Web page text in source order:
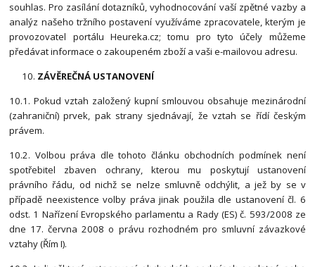
souhlas. Pro zasílání dotazníků, vyhodnocování vaší zpětné vazby a
analýz našeho tržního postavení využíváme zpracovatele, kterým je
provozovatel portálu Heureka.cz; tomu pro tyto účely můžeme
předávat informace o zakoupeném zboží a vaši e-mailovou adresu.
ZÁVĚREČNÁ USTANOVENÍ
10.1. Pokud vztah založený kupní smlouvou obsahuje mezinárodní
(zahraniční) prvek, pak strany sjednávají, že vztah se řídí českým
právem.
10.2. Volbou práva dle tohoto článku obchodních podmínek není
spotřebitel zbaven ochrany, kterou mu poskytují ustanovení
právního řádu, od nichž se nelze smluvně odchýlit, a jež by se v
případě neexistence volby práva jinak použila dle ustanovení čl. 6
odst. 1 Nařízení Evropského parlamentu a Rady (ES) č. 593/2008 ze
dne 17. června 2008 o právu rozhodném pro smluvní závazkové
vztahy (Řím I).